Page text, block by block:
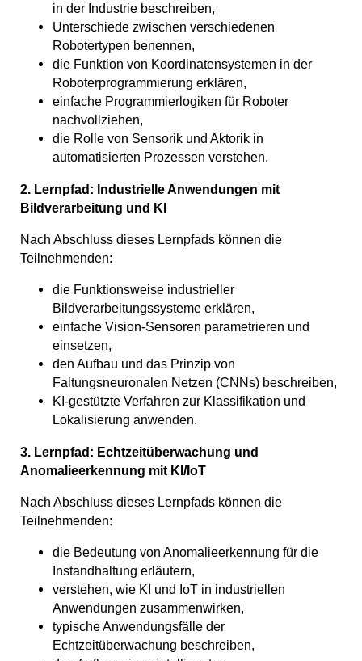
in der Industrie beschreiben,
Unterschiede zwischen verschiedenen
Robotertypen benennen,
die Funktion von Koordinatensystemen in der
Roboterprogrammierung erklären,
einfache Programmierlogiken für Roboter
nachvollziehen,
die Rolle von Sensorik und Aktorik in
automatisierten Prozessen verstehen.
2. Lernpfad: Industrielle Anwendungen mit
Bildverarbeitung und KI
Nach Abschluss dieses Lernpfads können die
Teilnehmenden:
die Funktionsweise industrieller
Bildverarbeitungssysteme erklären,
einfache Vision-Sensoren parametrieren und
einsetzen,
den Aufbau und das Prinzip von
Faltungsneuronalen Netzen (CNNs) beschreiben,
KI-gestützte Verfahren zur Klassifikation und
Lokalisierung anwenden.
3. Lernpfad: Echtzeitüberwachung und
Anomalieerkennung mit KI/IoT
Nach Abschluss dieses Lernpfads können die
Teilnehmenden:
die Bedeutung von Anomalieerkennung für die
Instandhaltung erläutern,
verstehen, wie KI und IoT in industriellen
Anwendungen zusammenwirken,
typische Anwendungsfälle der
Echtzeitüberwachung beschreiben,